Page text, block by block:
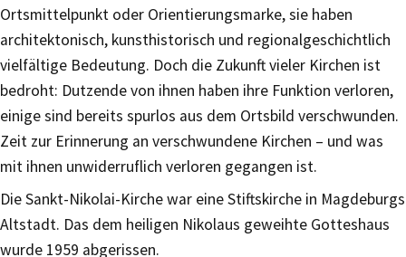
Ortsmittelpunkt oder Orientierungsmarke, sie haben
architektonisch, kunsthistorisch und regionalgeschichtlich
vielfältige Bedeutung. Doch die Zukunft vieler Kirchen ist
bedroht: Dutzende von ihnen haben ihre Funktion verloren,
einige sind bereits spurlos aus dem Ortsbild verschwunden.
Zeit zur Erinnerung an verschwundene Kirchen – und was
mit ihnen unwiderruflich verloren gegangen ist.
Die Sankt-Nikolai-Kirche war eine Stiftskirche in Magdeburgs
Altstadt. Das dem heiligen Nikolaus geweihte Gotteshaus
wurde 1959 abgerissen.